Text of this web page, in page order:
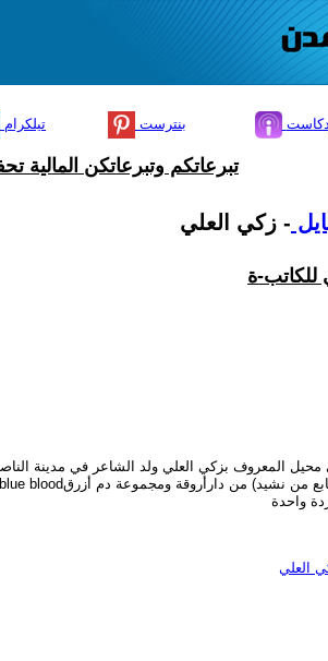
تيلكرام بنترست
تبرعاتكم وتبرعاتكن المالية
- زكي العلي
للكاتب-ة
محيل المعروف بزكي العلي ولد الشاعر في مدينة
واحدة
العلي